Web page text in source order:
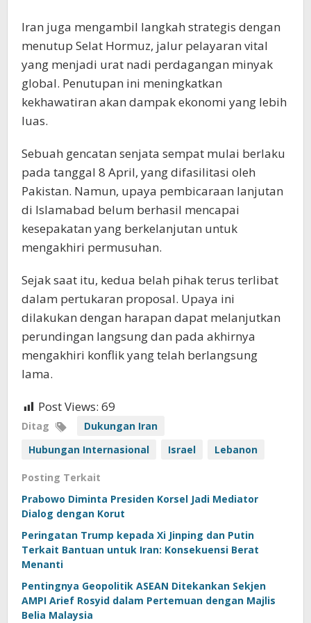
Iran juga mengambil langkah strategis dengan
menutup Selat Hormuz, jalur pelayaran vital
yang menjadi urat nadi perdagangan minyak
global. Penutupan ini meningkatkan
kekhawatiran akan dampak ekonomi yang lebih
luas.
Sebuah gencatan senjata sempat mulai berlaku
pada tanggal 8 April, yang difasilitasi oleh
Pakistan. Namun, upaya pembicaraan lanjutan
di Islamabad belum berhasil mencapai
kesepakatan yang berkelanjutan untuk
mengakhiri permusuhan.
Sejak saat itu, kedua belah pihak terus terlibat
dalam pertukaran proposal. Upaya ini
dilakukan dengan harapan dapat melanjutkan
perundingan langsung dan pada akhirnya
mengakhiri konflik yang telah berlangsung
lama.
Post Views: 69
Ditag
Dukungan Iran
Hubungan Internasional
Israel Lebanon
Posting Terkait
Prabowo Diminta Presiden Korsel Jadi Mediator
Dialog dengan Korut
Peringatan Trump kepada Xi Jinping dan Putin
Terkait Bantuan untuk Iran: Konsekuensi Berat
Menanti
Pentingnya Geopolitik ASEAN Ditekankan Sekjen
AMPI Arief Rosyid dalam Pertemuan dengan Majlis
Belia Malaysia